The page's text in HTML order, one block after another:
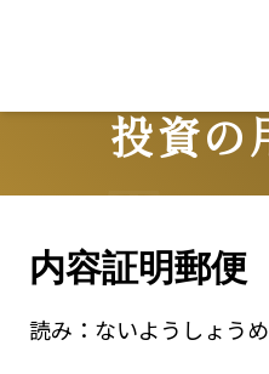
投資の
内容証明郵便
読み： ないようしょう